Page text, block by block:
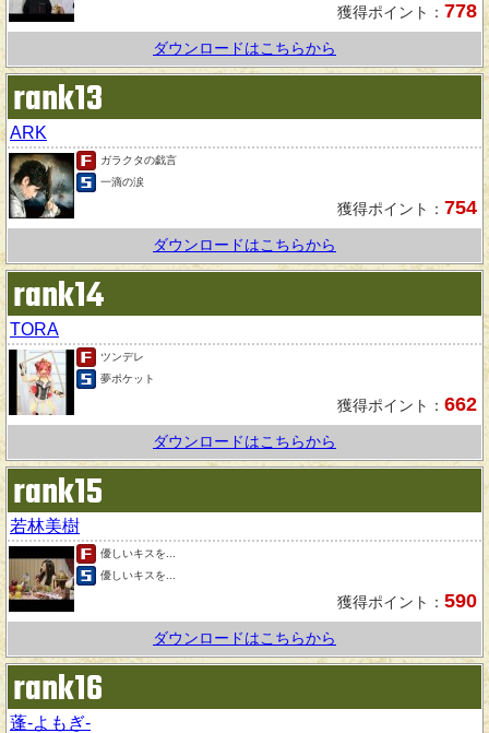
獲得ポイント： 778
ダウンロードはこちらから
rank13
ARK
ガラクタの戯言
一滴の涙
獲得ポイント： 754
ダウンロードはこちらから
rank14
TORA
ツンデレ
夢ポケット
獲得ポイント： 662
ダウンロードはこちらから
rank15
若林美樹
優しいキスを...
優しいキスを...
獲得ポイント： 590
ダウンロードはこちらから
rank16
蓬-よもぎ-